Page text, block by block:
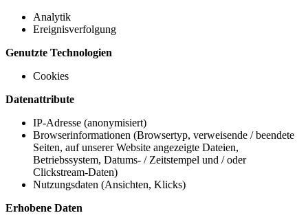
Analytik
Ereignisverfolgung
Genutzte Technologien
Cookies
Datenattribute
IP-Adresse (anonymisiert)
Browserinformationen (Browsertyp, verweisende / beendete
Seiten, auf unserer Website angezeigte Dateien,
Betriebssystem, Datums- / Zeitstempel und / oder
Clickstream-Daten)
Nutzungsdaten (Ansichten, Klicks)
Erhobene Daten